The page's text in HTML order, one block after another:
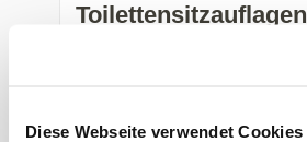
Diese Webseite verwendet Cookies
Toilettensitzauflagen
Art. Nr.: 33550